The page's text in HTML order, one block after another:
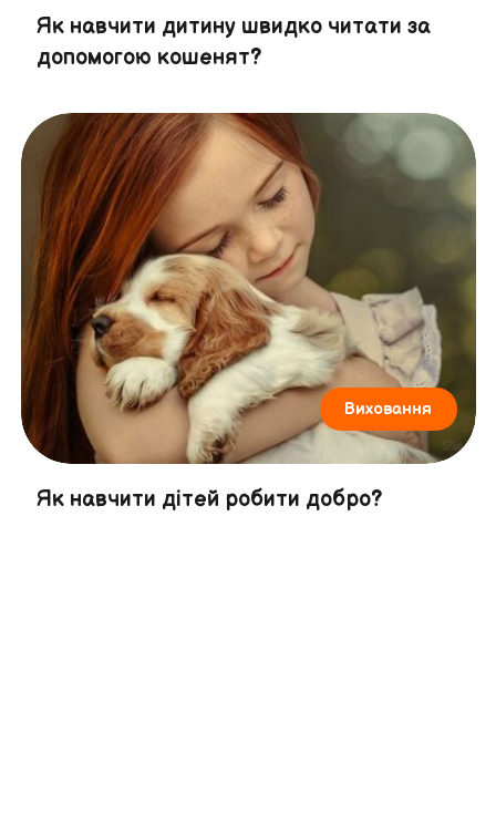
Як навчити дитину швидко читати за
допомогою кошенят?
Виховання
Як навчити дітей робити добро?